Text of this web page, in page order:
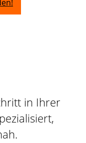
in Ihrer